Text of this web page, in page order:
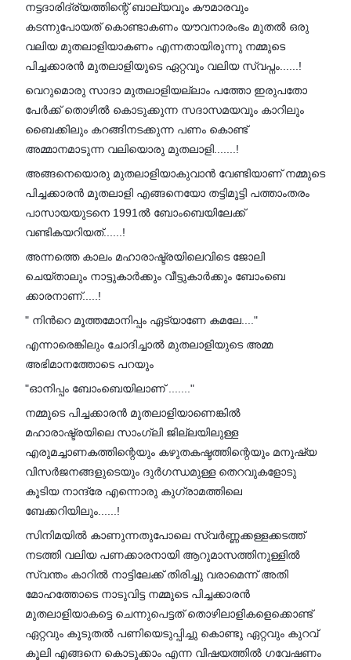
നട്ടദാരിദ്ര്യത്തിന്റെ് ബാല്യവും കൗമാരവും
കടന്നുപോയത് കൊണ്ടാകണം യൗവനാരംഭം മുതൽ ഒരു
വലിയ മുതലാളിയാകണം എന്നതായിരുന്നു നമ്മുടെ
പിച്ചക്കാരൻ മുതലാളിയുടെ ഏറ്റവും വലിയ സ്വപ്നം......!
വെറുമൊരു സാദാ മുതലാളിയല്ലാം പത്തോ ഇരുപതോ
പേർക്ക് തൊഴിൽ കൊടുക്കുന്ന സദാസമയവും കാറിലും
ബൈക്കിലും കറങ്ങിനടക്കുന്ന പണം കൊണ്ട്
അമ്മാനമാടുന്ന വലിയൊരു മുതലാളി.......!
അങ്ങനെയൊരു മുതലാളിയാകുവാൻ വേണ്ടിയാണ് നമ്മുടെ
പിച്ചക്കാരൻ മുതലാളി എങ്ങനെയോ തട്ടിമുട്ടി പത്താംതരം
പാസായയുടനെ 1991ൽ ബോംബെയിലേക്ക്
വണ്ടികയറിയത്......!
അന്നത്തെ കാലം മഹാരാഷ്ട്രയിലെവിടെ ജോലി
ചെയ്താലും നാട്ടുകാർക്കും വീട്ടുകാർക്കും ബോംബെ
ക്കാരനാണ്.....!
" നിൻറെ മൂത്തമോനിപ്പം ഏട്യാണേ കമലേ...."
എന്നാരെങ്കിലും ചോദിച്ചാൽ മുതലാളിയുടെ അമ്മ
അഭിമാനത്തോടെ പറയും
"ഓനിപ്പം ബോംബെയിലാണ് ......."
നമ്മുടെ പിച്ചക്കാരൻ മുതലാളിയാണെങ്കിൽ
മഹാരാഷ്ട്രയിലെ സാംഗ്ലി ജില്ലയിലുള്ള
എരുമച്ചാണകത്തിന്റെയും കഴുതകഷ്ടത്തിന്റെയും മനുഷ്യ
വിസർജനങ്ങളുടെയും ദുർഗന്ധമുള്ള തെറവുകളോടു
കൂടിയ നാന്ദ്രേ എന്നൊരു കുഗ്രാമത്തിലെ
ബേക്കറിയിലും......!
സിനിമയിൽ കാണുന്നതുപോലെ സ്വർണ്ണക്കള്ളക്കടത്ത്
നടത്തി വലിയ പണക്കാരനായി ആറുമാസത്തിനുള്ളിൽ
സ്വന്തം കാറിൽ നാട്ടിലേക്ക് തിരിച്ചു വരാമെന്ന് അതി
മോഹത്തോടെ നാടുവിട്ട നമ്മുടെ പിച്ചക്കാരൻ
മുതലാളിയാകട്ടെ ചെന്നുപെട്ടത് തൊഴിലാളികളെക്കൊണ്ട്
ഏറ്റവും കൂടുതൽ പണിയെടുപ്പിച്ചു കൊണ്ടു ഏറ്റവും കുറവ്
കൂലി എങ്ങനെ കൊടുക്കാം എന്ന വിഷയത്തിൽ ഗവേഷണം